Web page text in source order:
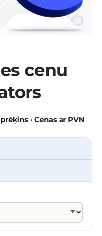
cenu
· Cenas ar PVN